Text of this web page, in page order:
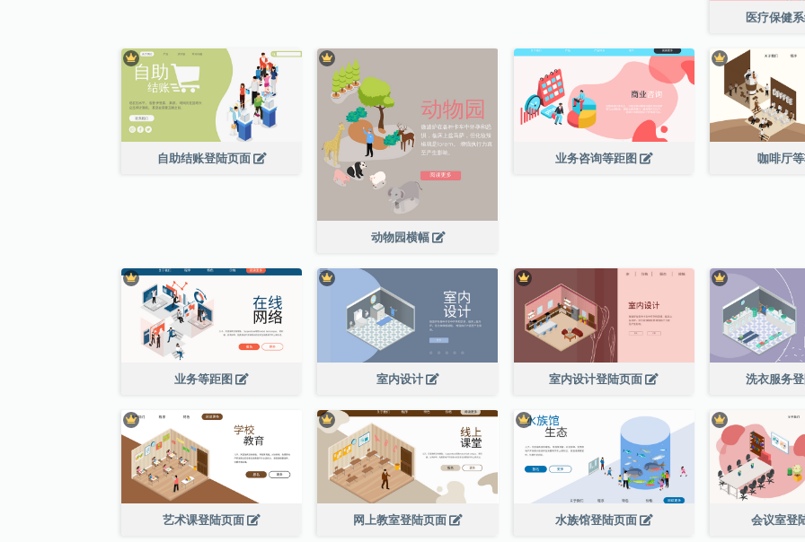
医疗保健
自助结账登陆页面
动物园横幅
业务咨询等距图 咖啡厅
业务等距图 室内设计 室内设计登陆页面 洗衣服务
艺术课登陆页面 网上教室登陆页面 水族馆登陆页面 会议室登